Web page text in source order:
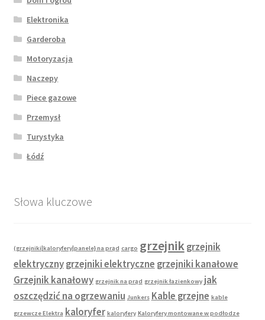
Elektronika
Garderoba
Motoryzacja
Naczepy
Piece gazowe
Przemysł
Turystyka
Łódź
Słowa kluczowe
(grzejniki|kaloryfery|panele} na prąd cargo grzejnik grzejnik
elektryczny grzejniki elektryczne grzejniki kanałowe
Grzejnik kanałowy grzejnik na prąd grzejnik łazienkowy jak
oszczędzić na ogrzewaniu Junkers Kable grzejne kable
grzewcze Elektra kaloryfer kaloryfery Kaloryfery montowane w podłodze